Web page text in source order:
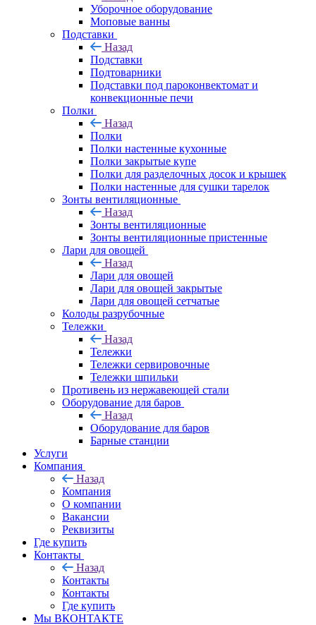
Уборочное оборудование
Моповые ванны
Подставки
Назад
Подставки
Подтоварники
Подставки под пароконвектомат и
конвекционные печи
Полки
Назад
Полки
Полки настенные кухонные
Полки закрытые купе
Полки для разделочных досок и крышек
Полки настенные для сушки тарелок
Зонты вентиляционные
Назад
Зонты вентиляционные
Зонты вентиляционные пристенные
Лари для овощей
Назад
Лари для овощей
Лари для овощей закрытые
Лари для овощей сетчатые
Колоды разрубочные
Тележки
Назад
Тележки
Тележки сервировочные
Тележки шпильки
Противень из нержавеющей стали
Оборудование для баров
Назад
Оборудование для баров
Барные станции
Услуги
Компания
Назад
Компания
О компании
Вакансии
Реквизиты
Где купить
Контакты
Назад
Контакты
Контакты
Где купить
Мы ВКОНТАКТЕ